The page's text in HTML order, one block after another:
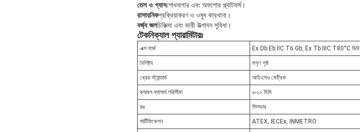
তেল ও গ্যাসশোধনাগার এবং অফশোর প্ল্যাটফর্ম।
রাসায়নিকপ্রক্রিয়াকরণ ও ওষুধ কারখানা।
বর্জ্য জলচিকিত্সা এবং ভারী উত্পাদন সুবিধা।
টেকনিক্যাল প্যারামিটারঃ
এক্স মার্ক Ex Db Eb IIC T6 Gb, Ex Tb IIIC T80°C ডিবি
বৈশিষ্ট্য মসৃণ পৃষ্ঠ
থ্রেড স্ট্যান্ডার্ড আইএসও মেট্রিক
ক্যাবল ব্যাসার্ধ পরিসীমা ৬-১২ মিমি
রঙ সিলভার
সার্টিফিকেশন ATEX, IECEx, INMETRO